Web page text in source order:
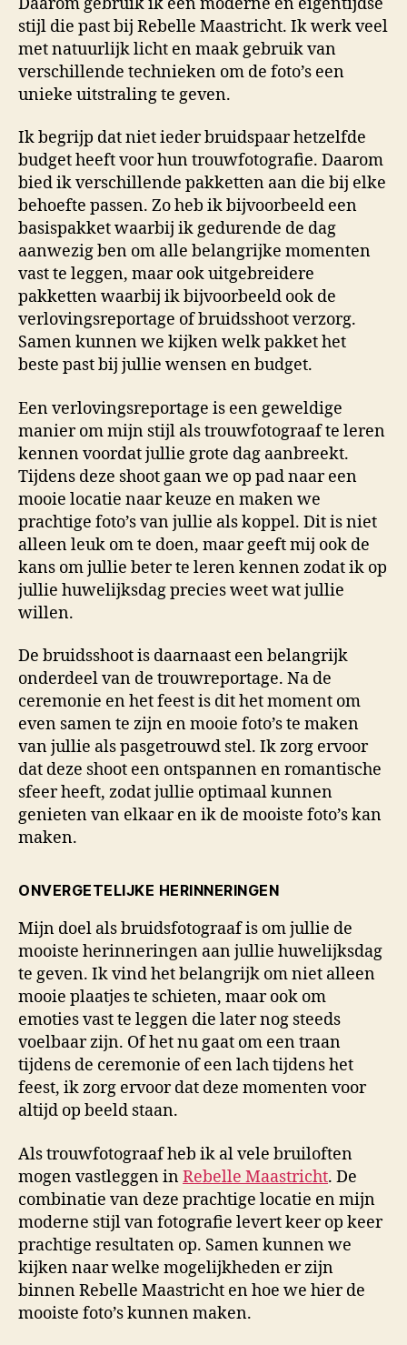
stijl die past bij Rebelle Maastricht. Ik werk veel
met natuurlijk licht en maak gebruik van
verschillende technieken om de foto’s een
unieke uitstraling te geven.
Ik begrijp dat niet ieder bruidspaar hetzelfde
budget heeft voor hun trouwfotografie. Daarom
bied ik verschillende pakketten aan die bij elke
behoefte passen. Zo heb ik bijvoorbeeld een
basispakket waarbij ik gedurende de dag
aanwezig ben om alle belangrijke momenten
vast te leggen, maar ook uitgebreidere
pakketten waarbij ik bijvoorbeeld ook de
verlovingsreportage of bruidsshoot verzorg.
Samen kunnen we kijken welk pakket het
beste past bij jullie wensen en budget.
Een verlovingsreportage is een geweldige
manier om mijn stijl als trouwfotograaf te leren
kennen voordat jullie grote dag aanbreekt.
Tijdens deze shoot gaan we op pad naar een
mooie locatie naar keuze en maken we
prachtige foto’s van jullie als koppel. Dit is niet
alleen leuk om te doen, maar geeft mij ook de
kans om jullie beter te leren kennen zodat ik op
jullie huwelijksdag precies weet wat jullie
willen.
De bruidsshoot is daarnaast een belangrijk
onderdeel van de trouwreportage. Na de
ceremonie en het feest is dit het moment om
even samen te zijn en mooie foto’s te maken
van jullie als pasgetrouwd stel. Ik zorg ervoor
dat deze shoot een ontspannen en romantische
sfeer heeft, zodat jullie optimaal kunnen
genieten van elkaar en ik de mooiste foto’s kan
maken.
ONVERGETELIJKE HERINNERINGEN
Mijn doel als bruidsfotograaf is om jullie de
mooiste herinneringen aan jullie huwelijksdag
te geven. Ik vind het belangrijk om niet alleen
mooie plaatjes te schieten, maar ook om
emoties vast te leggen die later nog steeds
voelbaar zijn. Of het nu gaat om een traan
tijdens de ceremonie of een lach tijdens het
feest, ik zorg ervoor dat deze momenten voor
altijd op beeld staan.
Als trouwfotograaf heb ik al vele bruiloften
mogen vastleggen inRebelle Maastricht. De
combinatie van deze prachtige locatie en mijn
moderne stijl van fotografie levert keer op keer
prachtige resultaten op. Samen kunnen we
kijken naar welke mogelijkheden er zijn
binnen Rebelle Maastricht en hoe we hier de
mooiste foto’s kunnen maken.